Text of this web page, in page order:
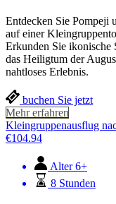
Entdecken Sie Pompeji
auf einer
Erkunden Sie ikonische
das Heiligtum der
nahtloses Erlebnis.
buchen Sie jetzt
Mehr erfahren
Kleingruppenausflug
€104.94
Alter 6+
8 Stunden